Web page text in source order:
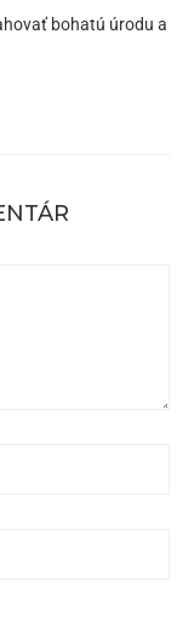
bohatú úrodu a